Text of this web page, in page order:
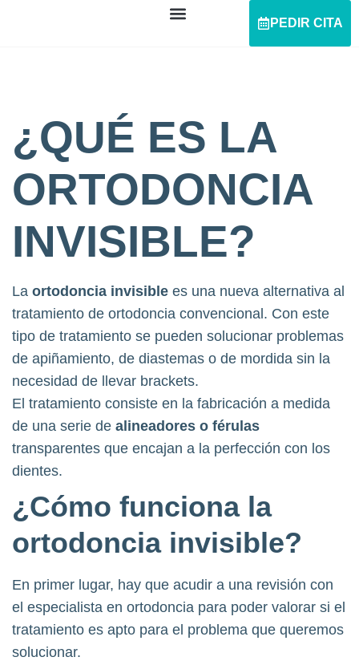
PEDIR CITA
¿QUÉ ES LA
ORTODONCIA
INVISIBLE?
La ortodoncia invisible es una nueva alternativa al
tratamiento de ortodoncia convencional. Con este
tipo de tratamiento se pueden solucionar problemas
de apiñamiento, de diastemas o de mordida sin la
necesidad de llevar brackets.
El tratamiento consiste en la fabricación a medida
de una serie de alineadores o férulas
transparentes que encajan a la perfección con los
dientes.
¿Cómo funciona la
ortodoncia invisible?
En primer lugar, hay que acudir a una revisión con
el especialista en ortodoncia para poder valorar si el
tratamiento es apto para el problema que queremos
solucionar.